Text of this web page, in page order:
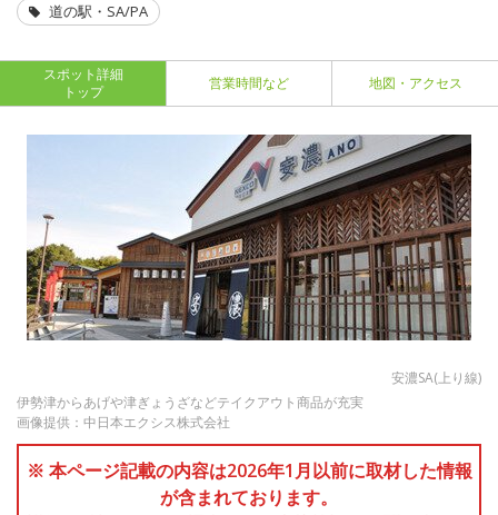
道の駅・SA/PA
スポット詳細
トップ
営業時間など 地図・アクセス
安濃SA(上り線)
伊勢津からあげや津ぎょうざなどテイクアウト商品が充実
画像提供：中日本エクシス株式会社
※ 本ページ記載の内容は2026年1月以前に取材した情報
が含まれております。